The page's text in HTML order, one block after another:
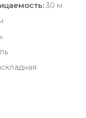
30 м